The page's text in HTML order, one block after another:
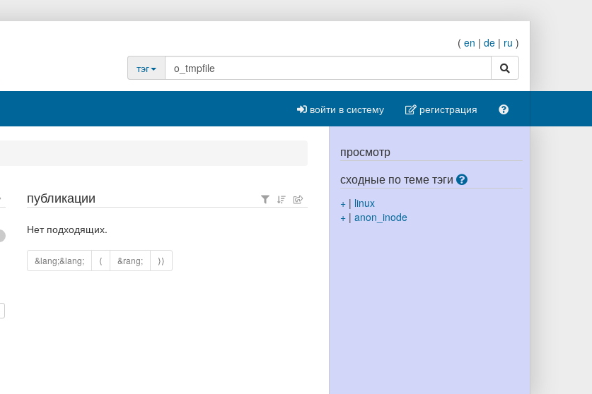
( en | de | ru )
тэг
поиск
войти в систему регистрация
публикации
Нет подходящих.
&lang;&lang; ⟨ &rang; ⟩⟩
просмотр
сходные по теме тэги
+| linux
+| anon_inode